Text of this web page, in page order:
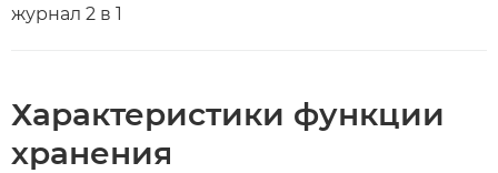
журнал 2 в 1
Характеристики функции
хранения